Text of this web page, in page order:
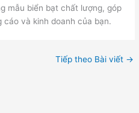
mẫu biển bạt chất lượng, góp
cáo và kinh doanh của bạn.
Tiếp theo Bài viết →